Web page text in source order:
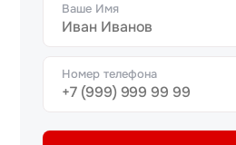
Ваше Имя
Номер телефона